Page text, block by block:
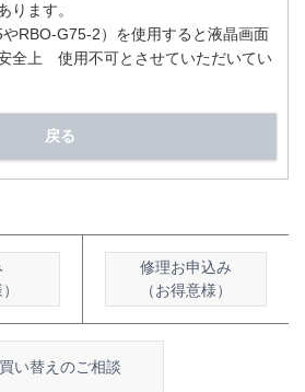
ります。
RBO-G75-2）を使用すると液晶画面
全上 使用不可とさせていただいてい
戻る
修理お申込み
（お得意様）
買い替えのご相談